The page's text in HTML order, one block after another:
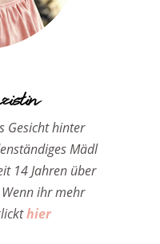
Gesicht hinter
Mädl
14 Jahren über
ihr mehr
hier